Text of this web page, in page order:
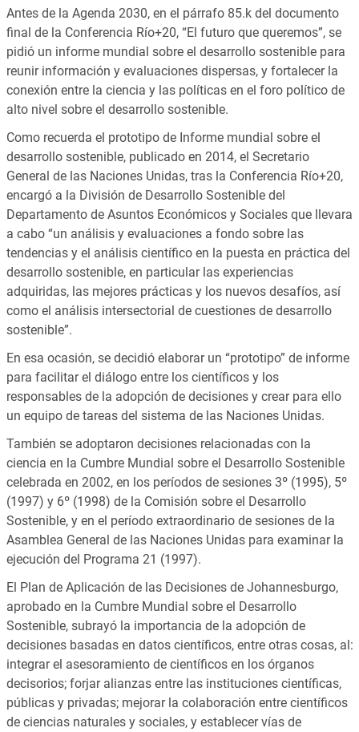
Antes de la Agenda 2030, en el párrafo 85.k del documento
final de la Conferencia Río+20, “El futuro que queremos”, se
pidió un informe mundial sobre el desarrollo sostenible para
reunir información y evaluaciones dispersas, y fortalecer la
conexión entre la ciencia y las políticas en el foro político de
alto nivel sobre el desarrollo sostenible.
Como recuerda el prototipo de Informe mundial sobre el
desarrollo sostenible, publicado en 2014, el Secretario
General de las Naciones Unidas, tras la Conferencia Río+20,
encargó a la División de Desarrollo Sostenible del
Departamento de Asuntos Económicos y Sociales que llevara
a cabo “un análisis y evaluaciones a fondo sobre las
tendencias y el análisis científico en la puesta en práctica del
desarrollo sostenible, en particular las experiencias
adquiridas, las mejores prácticas y los nuevos desafíos, así
como el análisis intersectorial de cuestiones de desarrollo
sostenible”.
En esa ocasión, se decidió elaborar un “prototipo” de informe
para facilitar el diálogo entre los científicos y los
responsables de la adopción de decisiones y crear para ello
un equipo de tareas del sistema de las Naciones Unidas.
También se adoptaron decisiones relacionadas con la
ciencia en la Cumbre Mundial sobre el Desarrollo Sostenible
celebrada en 2002, en los períodos de sesiones 3º (1995), 5º
(1997) y 6º (1998) de la Comisión sobre el Desarrollo
Sostenible, y en el período extraordinario de sesiones de la
Asamblea General de las Naciones Unidas para examinar la
ejecución del Programa 21 (1997).
El Plan de Aplicación de las Decisiones de Johannesburgo,
aprobado en la Cumbre Mundial sobre el Desarrollo
Sostenible, subrayó la importancia de la adopción de
decisiones basadas en datos científicos, entre otras cosas, al:
integrar el asesoramiento de científicos en los órganos
decisorios; forjar alianzas entre las instituciones científicas,
públicas y privadas; mejorar la colaboración entre científicos
de ciencias naturales y sociales, y establecer vías de